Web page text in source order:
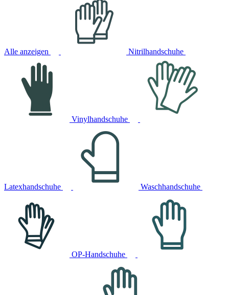
Alle anzeigen Nitrilhandschuhe
Vinylhandschuhe
Latexhandschuhe Waschhandschuhe
OP-Handschuhe